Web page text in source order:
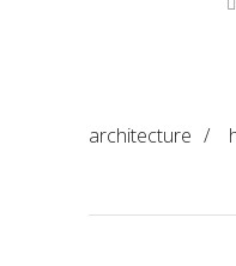
architecture /